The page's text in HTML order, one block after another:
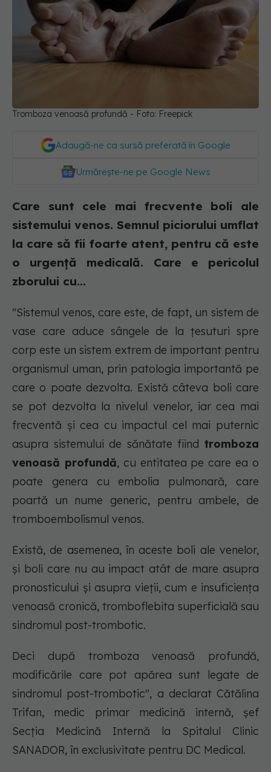
Tromboza venoasă profundă - Foto: Freepick
Adaugă-ne ca sursă preferată în Google
Urmărește-ne pe Google News
Care sunt cele mai frecvente boli ale
sistemului venos. Semnul piciorului umflat
la care să fii foarte atent, pentru că este
o urgență medicală. Care e pericolul
zborului cu...
"Sistemul venos, care este, de fapt, un sistem de
vase care aduce sângele de la țesuturi spre
corp este un sistem extrem de important pentru
organismul uman, prin patologia importantă pe
care o poate dezvolta. Există câteva boli care
se pot dezvolta la nivelul venelor, iar cea mai
frecventă și cea cu impactul cel mai puternic
asupra sistemului de sănătate fiind tromboza
venoasă profundă, cu entitatea pe care ea o
poate genera cu embolia pulmonară, care
poartă un nume generic, pentru ambele, de
tromboembolismul venos.
Există, de asemenea, în aceste boli ale venelor,
și boli care nu au impact atât de mare asupra
pronosticului și asupra vieții, cum e insuficiența
venoasă cronică, tromboflebita superficială sau
sindromul post-trombotic.
Deci după tromboza venoasă profundă,
modificările care pot apărea sunt legate de
sindromul post-trombotic", a declarat Cătălina
Trifan, medic primar medicină internă, șef
Secția Medicină Internă la Spitalul Clinic
SANADOR, în exclusivitate pentru DC Medical.